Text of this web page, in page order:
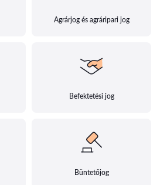
Agrárjog és agráripari jog
Befektetési jog
Büntetőjog